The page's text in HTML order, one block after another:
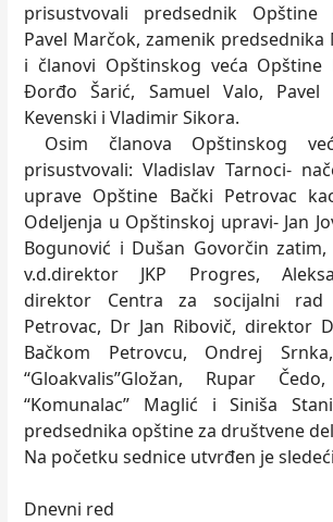
prisustvovali predsednik Opštine
Pavel Marčok, zamenik predsednika
i članovi Opštinskog veća Opštine
Đorđo Šarić, Samuel Valo, Pavel
Kevenski i Vladimir Sikora.
Osim članova Opštinskog
prisustvovali: Vladislav Tarnoci-
uprave Opštine Bački Petrovac
Odeljenja u Opštinskoj upravi- Jan
Bogunović i Dušan Govorčin
v.d.direktor JKP Progres,
direktor Centra za socijalni rad
Petrovac, Dr Jan Ribovič, direktor
Bačkom Petrovcu, Ondrej
“Gloakvalis”Gložan, Rupar
“Komunalac” Maglić i Siniša
predsednika opštine za društvene
Na početku sednice utvrđen je
Dnevni red